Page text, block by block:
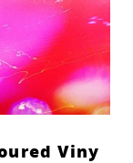
Viny